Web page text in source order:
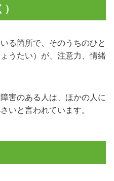
る箇所で、そのうちのひと
うたい）が、注意力、情緒
害のある人は、ほかの人に
いと言われています。